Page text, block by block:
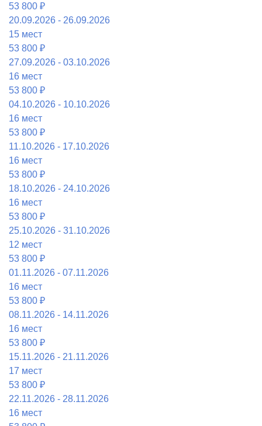
53 800 ₽
20.09.2026 - 26.09.2026
15 мест
53 800 ₽
27.09.2026 - 03.10.2026
16 мест
53 800 ₽
04.10.2026 - 10.10.2026
16 мест
53 800 ₽
11.10.2026 - 17.10.2026
16 мест
53 800 ₽
18.10.2026 - 24.10.2026
16 мест
53 800 ₽
25.10.2026 - 31.10.2026
12 мест
53 800 ₽
01.11.2026 - 07.11.2026
16 мест
53 800 ₽
08.11.2026 - 14.11.2026
16 мест
53 800 ₽
15.11.2026 - 21.11.2026
17 мест
53 800 ₽
22.11.2026 - 28.11.2026
16 мест